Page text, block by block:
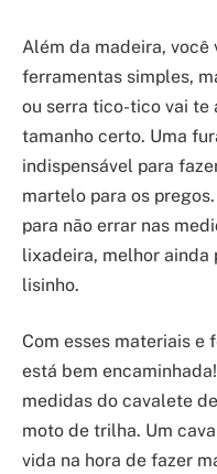
Além da madeira,
ferramentas simples,
ou serra tico-tico vai te
tamanho certo. Uma
indispensável para
martelo para os
para não errar nas
lixadeira, melhor ainda
lisinho.
Com esses materiais e
está bem
medidas do cavalete
moto de trilha. Um
vida na hora de fazer